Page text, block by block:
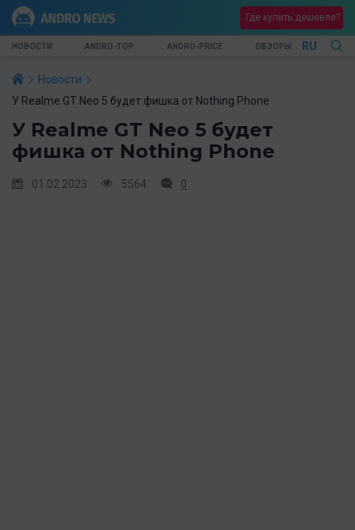
Где купить дешевле?
НОВОСТИ ANDRO-TOP ANDRO-PRICE ОБЗОРЫ RU
Новости
У Realme GT Neo 5 будет фишка от Nothing Phone
У Realme GT Neo 5 будет
фишка от Nothing Phone
01.02.2023 5564 0